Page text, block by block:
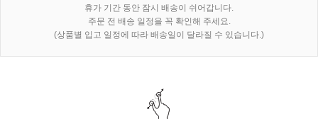
휴가 기간 동안 잠시 배송이 쉬어갑니다.
주문 전 배송 일정을 꼭 확인해 주세요.
(상품별 입고 일정에 따라 배송일이 달라질 수 있습니다.)